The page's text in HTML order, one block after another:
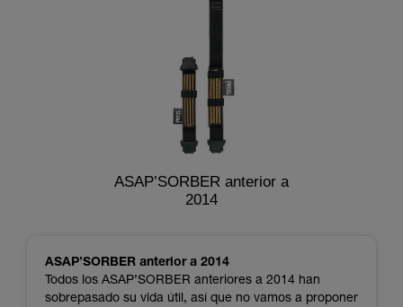
ASAP’SORBER anterior a
2014
ASAP’SORBER anterior a 2014
Todos los ASAP’SORBER anteriores a 2014 han
sobrepasado su vida útil, así que no vamos a proponer